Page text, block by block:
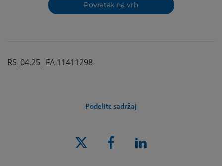
Povratak na vrh
RS_04.25_ FA-11411298
Podelite sadržaj